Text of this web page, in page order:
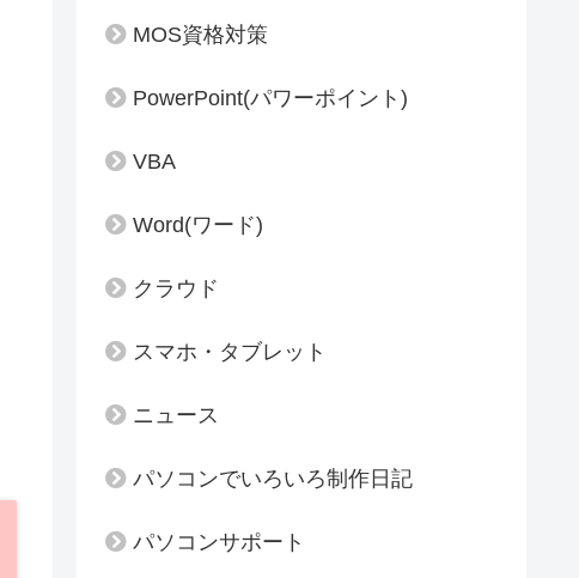
MOS資格対策
PowerPoint(パワーポイント)
VBA
Word(ワード)
クラウド
スマホ・タブレット
ニュース
パソコンでいろいろ制作日記
パソコンサポート